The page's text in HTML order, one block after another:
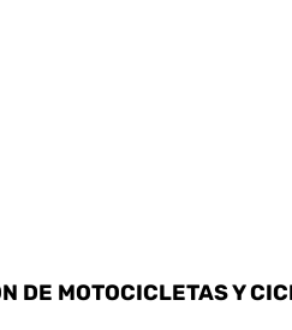
DE MOTOCICLETAS Y